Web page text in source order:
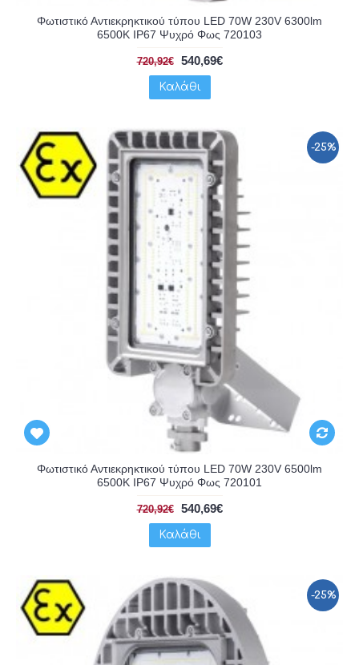
Φωτιστικό Αντιεκρηκτικού τύπου LED 70W 230V 6300lm
6500K IP67 Ψυχρό Φως 720103
720,92€ 540,69€
Καλάθι
-25%
Φωτιστικό Αντιεκρηκτικού τύπου LED 70W 230V 6500lm
6500K IP67 Ψυχρό Φως 720101
720,92€ 540,69€
Καλάθι
-25%